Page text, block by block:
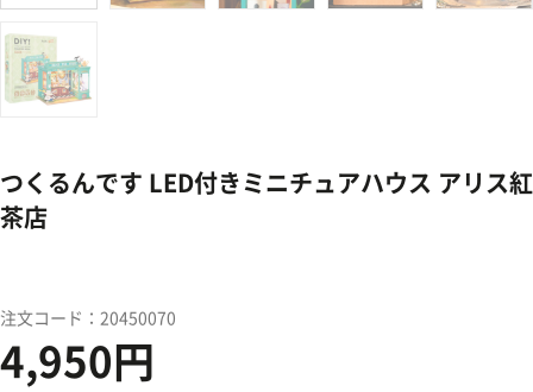
つくるんです LED付きミニチュアハウス アリス紅
茶店
注文コード：20450070
4,950円